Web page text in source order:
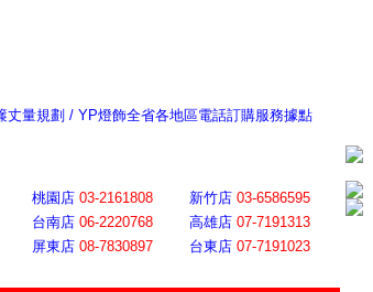
量規劃 / YP燈飾全省各地區電話訂購服務據點
桃園店 03-2161808 新竹店 03-6586595
台南店 06-2220768 高雄店 07-7191313
屏東店 08-7830897 台東店 07-7191023